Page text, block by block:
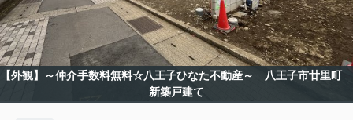
【外観】～仲介手数料無料☆八王子ひなた不動産～ 八王子市廿里町
新築戸建て